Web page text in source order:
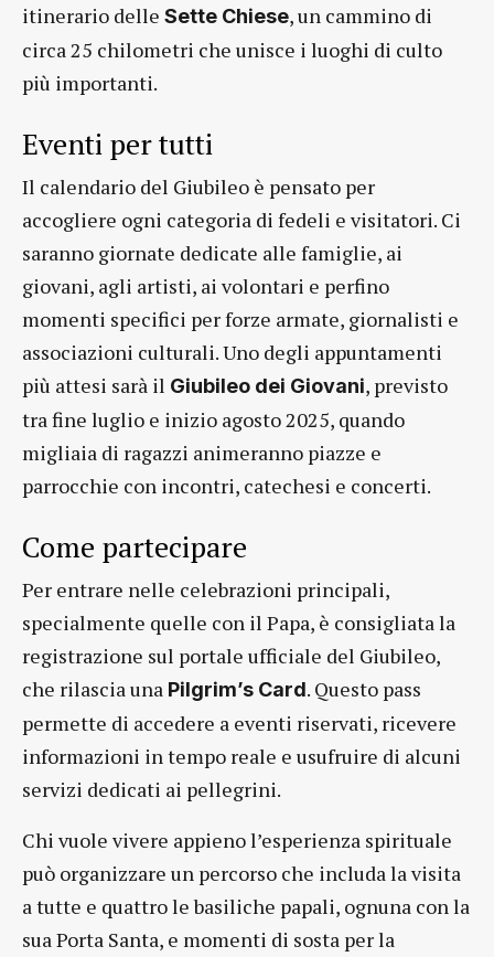
itinerario delle Sette Chiese, un cammino di
circa 25 chilometri che unisce i luoghi di culto
più importanti.
Eventi per tutti
Il calendario del Giubileo è pensato per
accogliere ogni categoria di fedeli e visitatori. Ci
saranno giornate dedicate alle famiglie, ai
giovani, agli artisti, ai volontari e perfino
momenti specifici per forze armate, giornalisti e
associazioni culturali. Uno degli appuntamenti
più attesi sarà il Giubileo dei Giovani, previsto
tra fine luglio e inizio agosto 2025, quando
migliaia di ragazzi animeranno piazze e
parrocchie con incontri, catechesi e concerti.
Come partecipare
Per entrare nelle celebrazioni principali,
specialmente quelle con il Papa, è consigliata la
registrazione sul portale ufficiale del Giubileo,
che rilascia una Pilgrim’s Card. Questo pass
permette di accedere a eventi riservati, ricevere
informazioni in tempo reale e usufruire di alcuni
servizi dedicati ai pellegrini.
Chi vuole vivere appieno l’esperienza spirituale
può organizzare un percorso che includa la visita
a tutte e quattro le basiliche papali, ognuna con la
sua Porta Santa, e momenti di sosta per la